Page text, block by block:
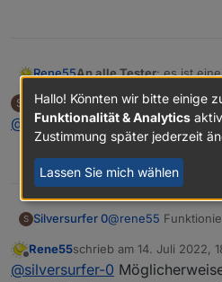
Rene55An alle Tester: es ist
gleichen Account (Danke
kann.
S
Offline
Silversurfer 0schrieb am 14. Juli
zuletzt editiert von
@ rene55Funktioniert für mich.
S Silversurfer 0@rene55
Offline
Rene55schrieb am 14. Juli 2022,
zuletzt editiert von
@silversurfer-0
Hallo! Könnten wir bitte einige
Funktionalität & Analytics
Zustimmung später jederzeit
Lassen Sie mich wählen